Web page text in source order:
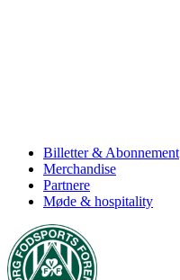
Billetter & Abonnement
Merchandise
Partnere
Møde & hospitality